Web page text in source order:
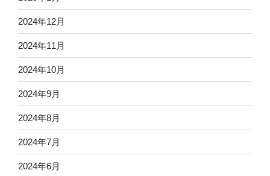
2024年12月
2024年11月
2024年10月
2024年9月
2024年8月
2024年7月
2024年6月